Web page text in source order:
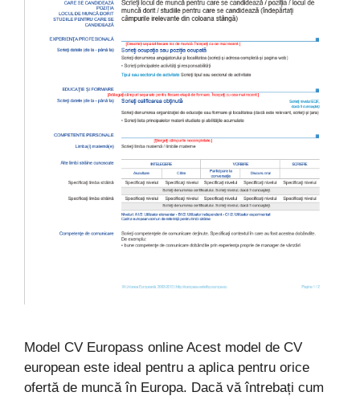
Model CV Europass online Acest model de CV
european este ideal pentru a aplica pentru orice
ofertă de muncă în Europa. Dacă vă întrebați cum